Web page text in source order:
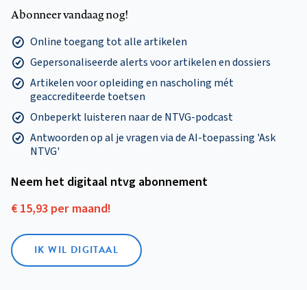
Abonneer vandaag nog!
Online toegang tot alle artikelen
Gepersonaliseerde alerts voor artikelen en dossiers
Artikelen voor opleiding en nascholing mét
geaccrediteerde toetsen
Onbeperkt luisteren naar de NTVG-podcast
Antwoorden op al je vragen via de AI-toepassing 'Ask
NTVG'
Neem het digitaal ntvg abonnement
€ 15,93 per maand!
IK WIL DIGITAAL